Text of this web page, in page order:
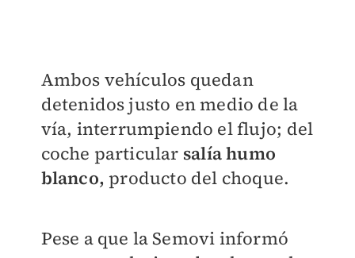
Ambos vehículos quedan
detenidos justo en medio de la
vía, interrumpiendo el flujo; del
coche particular salía humo
blanco, producto del choque.
Pese a que la Semovi informó